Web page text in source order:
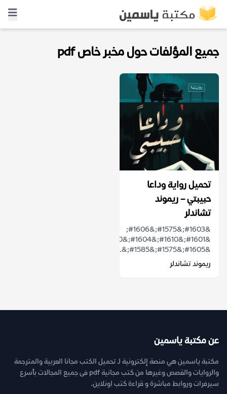
جميع المؤلفات حول مخبر خاص pdf
تحميل رواية وداعا
حبيبتي – ريموند
تشاندلر
&#1603;&#1575;&#1606;
&#1605;&#1575;&#1585;&...
ريموند تشاندلر
عن مكتبة ياسمين
مكتبة ياسمين هي منصة إلكترونية لـ تحميل الكتب مجانا العربية والمترجمة
والروايات والقصص وغيرها من كتب مجانية pdf فى جميع المجالات بأسرع
سيرفرات وروابط مباشرة و قراءة كتب اونلاين.